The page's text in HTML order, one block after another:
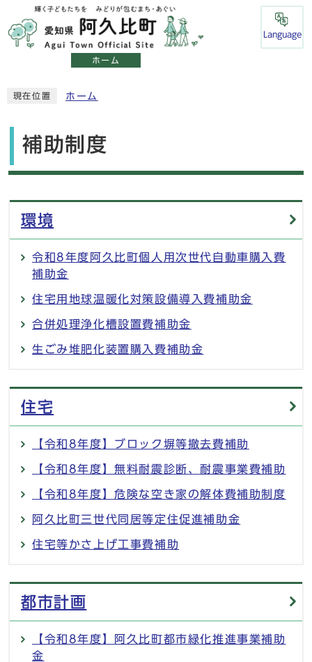
ホーム
Language
現在位置 ホーム
補助制度
メインメニュー
環境
令和8年度阿久比町個人用次世代自動車購入費
補助金
住宅用地球温暖化対策設備導入費補助金
合併処理浄化槽設置費補助金
生ごみ堆肥化装置購入費補助金
住宅
【令和8年度】ブロック塀等撤去費補助
【令和8年度】無料耐震診断、耐震事業費補助
【令和8年度】危険な空き家の解体費補助制度
阿久比町三世代同居等定住促進補助金
住宅等かさ上げ工事費補助
都市計画
【令和8年度】阿久比町都市緑化推進事業補助
金